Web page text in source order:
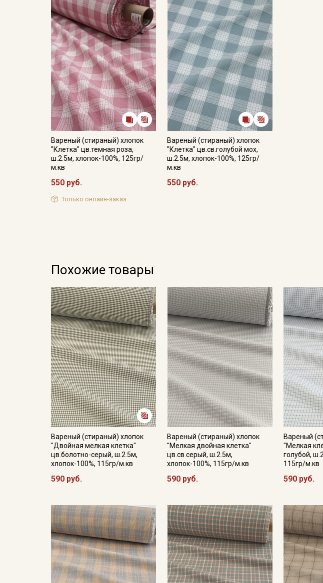
Уход:
- стирка до 30-40C;
- противопоказано
- сушить в
Цветопередача может
в зависимости от
Вареный (стираный) хлопок
"Клетка" цв.темная роза,
ш.2.5м, хлопок-100%, 125гр/
м.кв
550 руб.
Только онлайн-заказ
Вареный (стираный) хлопок
"Клетка" цв.св.голубой мох,
ш.2.5м, хлопок-100%, 125гр/
м.кв
550 руб.
Похожие товары
Вареный (стираный) хлопок
"Двойная мелкая клетка"
цв.болотно-серый, ш.2.5м,
хлопок-100%, 115гр/м.кв
590 руб.
Вареный (стираный) хлопок
"Мелкая двойная клетка"
цв.св.серый, ш.2.5м,
хлопок-100%, 115гр/м.кв
590 руб.
Вареный
"Мелкая
голубой,
115гр/м.кв
590 руб.
Мы публикуем
промокоды и
Электронная почта
Ознакомлен(а) с
данных
и даю
данных
ДаюСогласие на
информационных